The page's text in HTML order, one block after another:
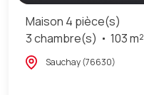
Maison 4 pièce(s)
3 chambre(s)
103 m²
Sauchay (76630)